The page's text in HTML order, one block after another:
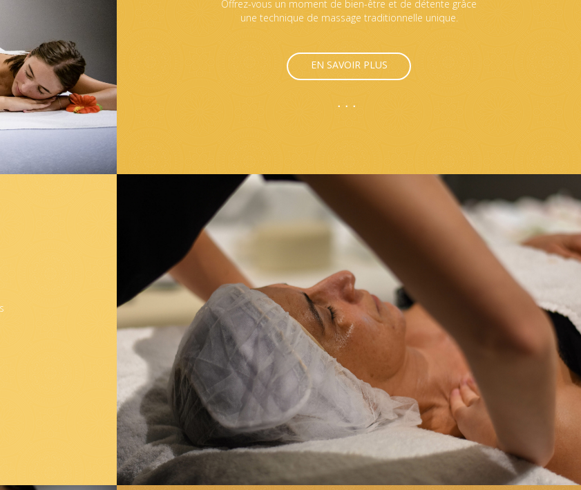
Offrez-vous un moment de bien-être et de détente grâce
une technique de massage traditionnelle unique.
EN SAVOIR PLUS
•••